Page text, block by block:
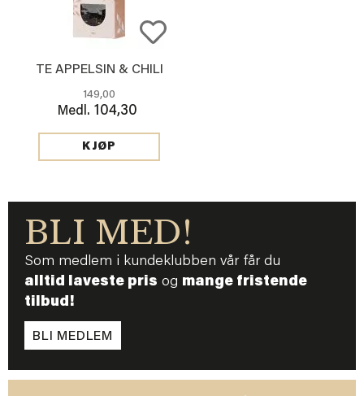
TE APPELSIN & CHILI
149,00
Medl. 104,30
KJØP
BLI MED!
Som medlem i kundeklubben vår får du
alltid laveste pris og mange fristende
tilbud!
BLI MEDLEM